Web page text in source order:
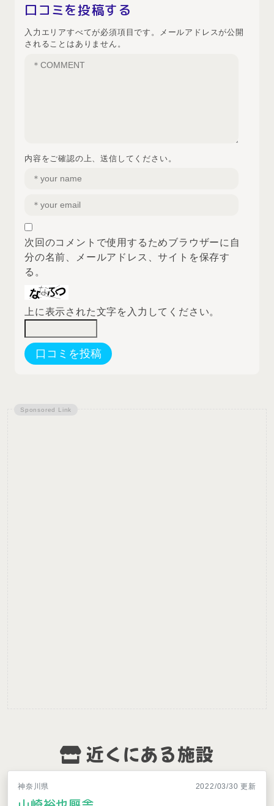
口コミを投稿する
入力エリアすべてが必須項目です。メールアドレスが公開
されることはありません。
内容をご確認の上、送信してください。
次回のコメントで使用するためブラウザーに自
分の名前、メールアドレス、サイトを保存す
る。
上に表示された文字を入力してください。
近くにある施設
神奈川県 2022/03/30 更新